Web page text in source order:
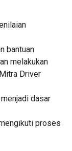
bantuan
melakukan
Driver
dasar
proses